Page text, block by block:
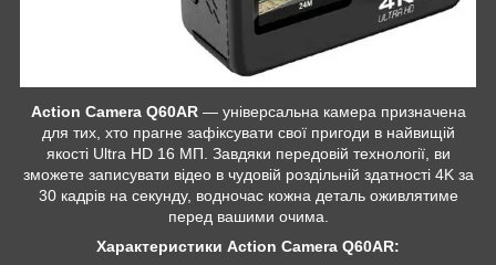
Action Camera Q60AR — універсальна камера призначена
для тих, хто прагне зафіксувати свої пригоди в найвищій
якості Ultra HD 16 МП. Завдяки передовій технології, ви
зможете записувати відео в чудовій роздільній здатності 4K за
30 кадрів на секунду, водночас кожна деталь оживлятиме
перед вашими очима.
Характеристики Action Camera Q60AR: